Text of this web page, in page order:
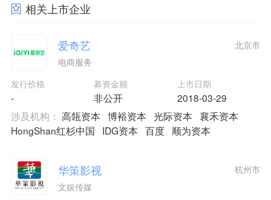
相关上市企业
爱奇艺
电商服务
北京市
发行价格
-
募资金额
非公开
上市日期
2018-03-29
涉及机构： 高瓴资本 博裕资本 光际资本
襄禾资本
HongShan红杉中国
IDG资本 百度 顺为资本
华策影视
文娱传媒
杭州市